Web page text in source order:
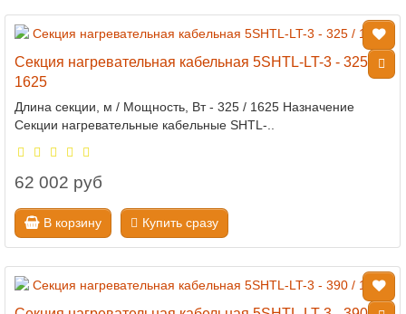
Секция нагревательная кабельная 5SHTL-LT-3 - 325 /
1625
Длина секции, м / Мощность, Вт - 325 / 1625 Назначение
Секции нагревательные кабельные SHTL-..
62 002 руб
В корзину Купить сразу